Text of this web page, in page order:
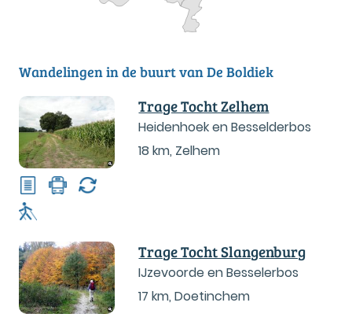
Wandelingen in de buurt van De Boldiek
Trage Tocht Zelhem
Heidenhoek en Besselderbos
18 km, Zelhem
Trage Tocht Slangenburg
IJzevoorde en Besselerbos
17 km,Doetinchem